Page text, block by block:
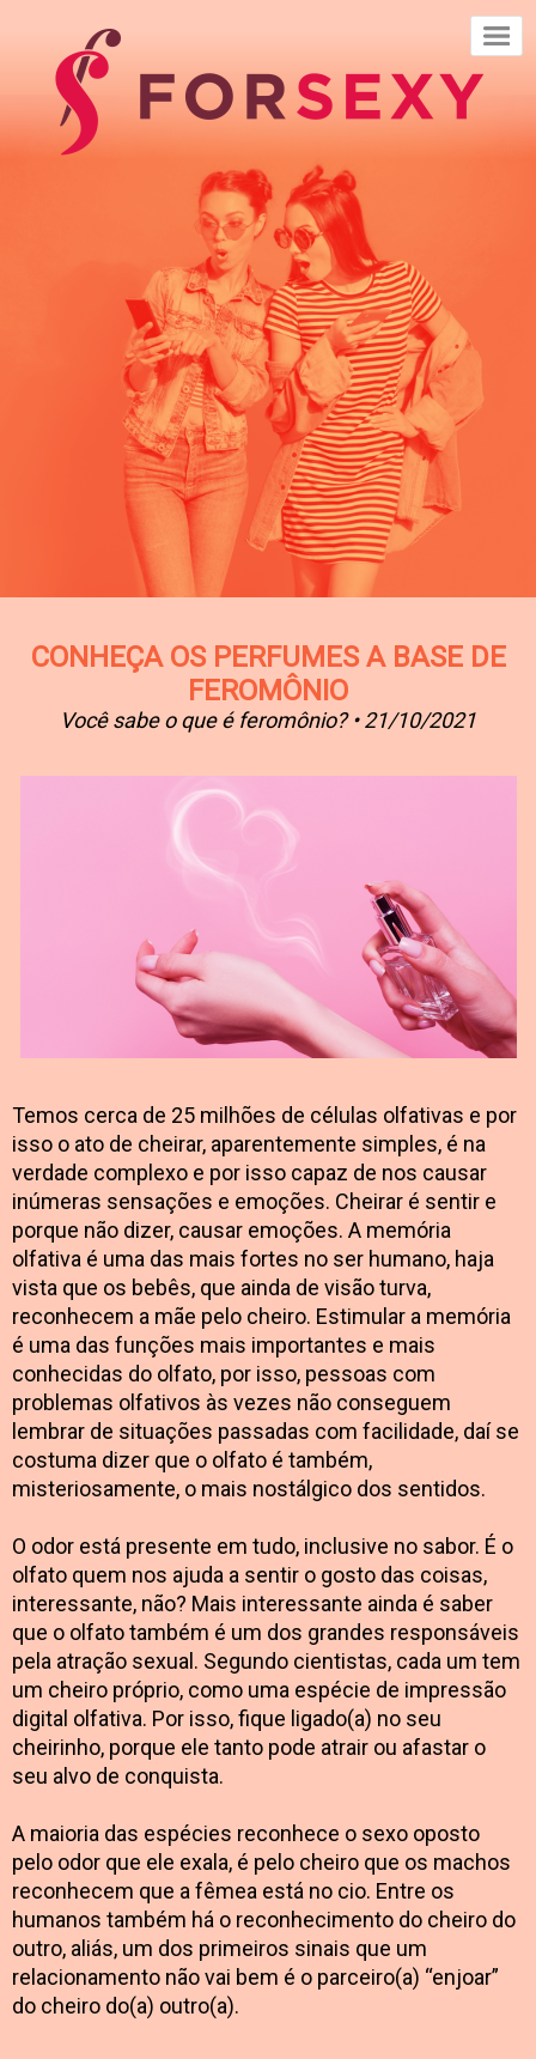
CONHEÇA OS PERFUMES A BASE DE
FEROMÔNIO
Você sabe o que é feromônio? • 21/10/2021
Temos cerca de 25 milhões de células olfativas e por
isso o ato de cheirar, aparentemente simples, é na
verdade complexo e por isso capaz de nos causar
inúmeras sensações e emoções. Cheirar é sentir e
porque não dizer, causar emoções. A memória
olfativa é uma das mais fortes no ser humano, haja
vista que os bebês, que ainda de visão turva,
reconhecem a mãe pelo cheiro. Estimular a memória
é uma das funções mais importantes e mais
conhecidas do olfato, por isso, pessoas com
problemas olfativos às vezes não conseguem
lembrar de situações passadas com facilidade, daí se
costuma dizer que o olfato é também,
misteriosamente, o mais nostálgico dos sentidos.
O odor está presente em tudo, inclusive no sabor. É o
olfato quem nos ajuda a sentir o gosto das coisas,
interessante, não? Mais interessante ainda é saber
que o olfato também é um dos grandes responsáveis
pela atração sexual. Segundo cientistas, cada um tem
um cheiro próprio, como uma espécie de impressão
digital olfativa. Por isso, fique ligado(a) no seu
cheirinho, porque ele tanto pode atrair ou afastar o
seu alvo de conquista.
A maioria das espécies reconhece o sexo oposto
pelo odor que ele exala, é pelo cheiro que os machos
reconhecem que a fêmea está no cio. Entre os
humanos também há o reconhecimento do cheiro do
outro, aliás, um dos primeiros sinais que um
relacionamento não vai bem é o parceiro(a) “enjoar”
do cheiro do(a) outro(a).